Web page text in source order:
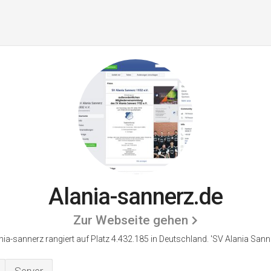
Alania-sannerz.de
Zur Webseite gehen
sannerz rangiert auf Platz 4.432.185 in Deutschland. 'SV Alania